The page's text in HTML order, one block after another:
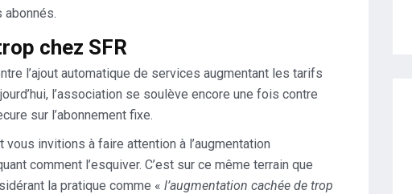
chez SFR
l’ajout automatique de services augmentant les tarifs
l’association se soulève encore une fois contre
sur l’abonnement fixe.
invitions à faire attention à l’augmentation
comment l’esquiver. C’est sur ce même terrain que
la pratique comme « l’augmentation cachée de trop